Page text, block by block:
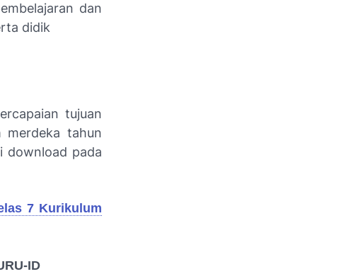
dan
didik
tujuan
merdeka tahun
download pada
7 Kurikulum
ID